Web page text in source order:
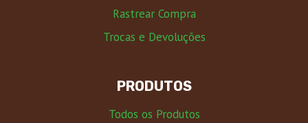
Rastrear Compra
Trocas e Devoluções
PRODUTOS
Todos os Produtos